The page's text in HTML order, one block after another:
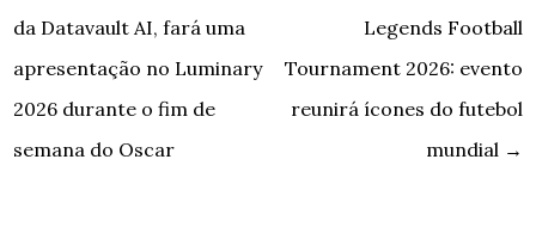
da Datavault AI, fará uma
apresentação no Luminary
2026 durante o fim de
semana do Oscar
Legends Football
Tournament 2026: evento
reunirá ícones do futebol
mundial →